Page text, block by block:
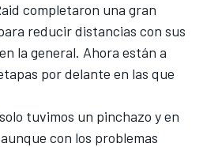
completaron una gran
reducir distancias con sus
la general. Ahora están a
por delante en las que
tuvimos un pinchazo y en
con los problemas